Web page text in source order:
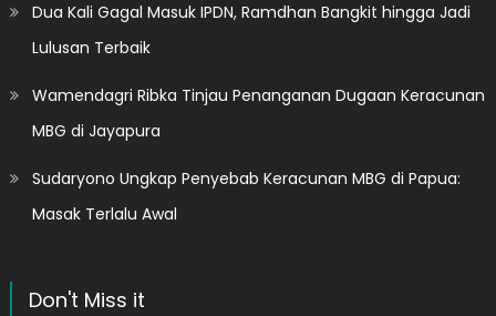
Dua Kali Gagal Masuk IPDN, Ramdhan Bangkit hingga Jadi
Lulusan Terbaik
Wamendagri Ribka Tinjau Penanganan Dugaan Keracunan
MBG di Jayapura
Sudaryono Ungkap Penyebab Keracunan MBG di Papua:
Masak Terlalu Awal
Don't Miss it